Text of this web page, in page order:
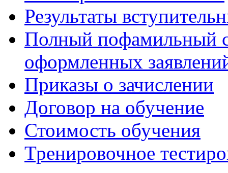
Результаты
Полный пофамильный
оформленных
Приказы о зачислении
Договор на обучение
Стоимость обучения
Тренировочное